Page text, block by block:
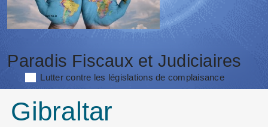
Paradis Fiscaux et Judiciaires
Lutter contre les législations de complaisance
Gibraltar